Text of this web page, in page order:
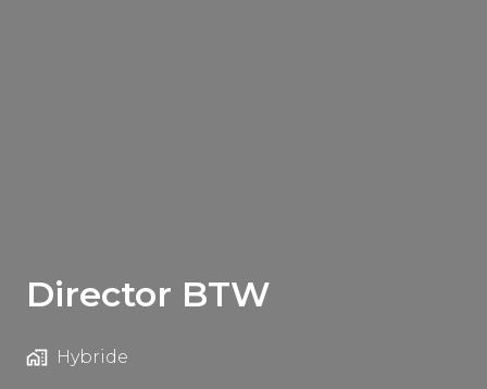
Director BTW
Hybride